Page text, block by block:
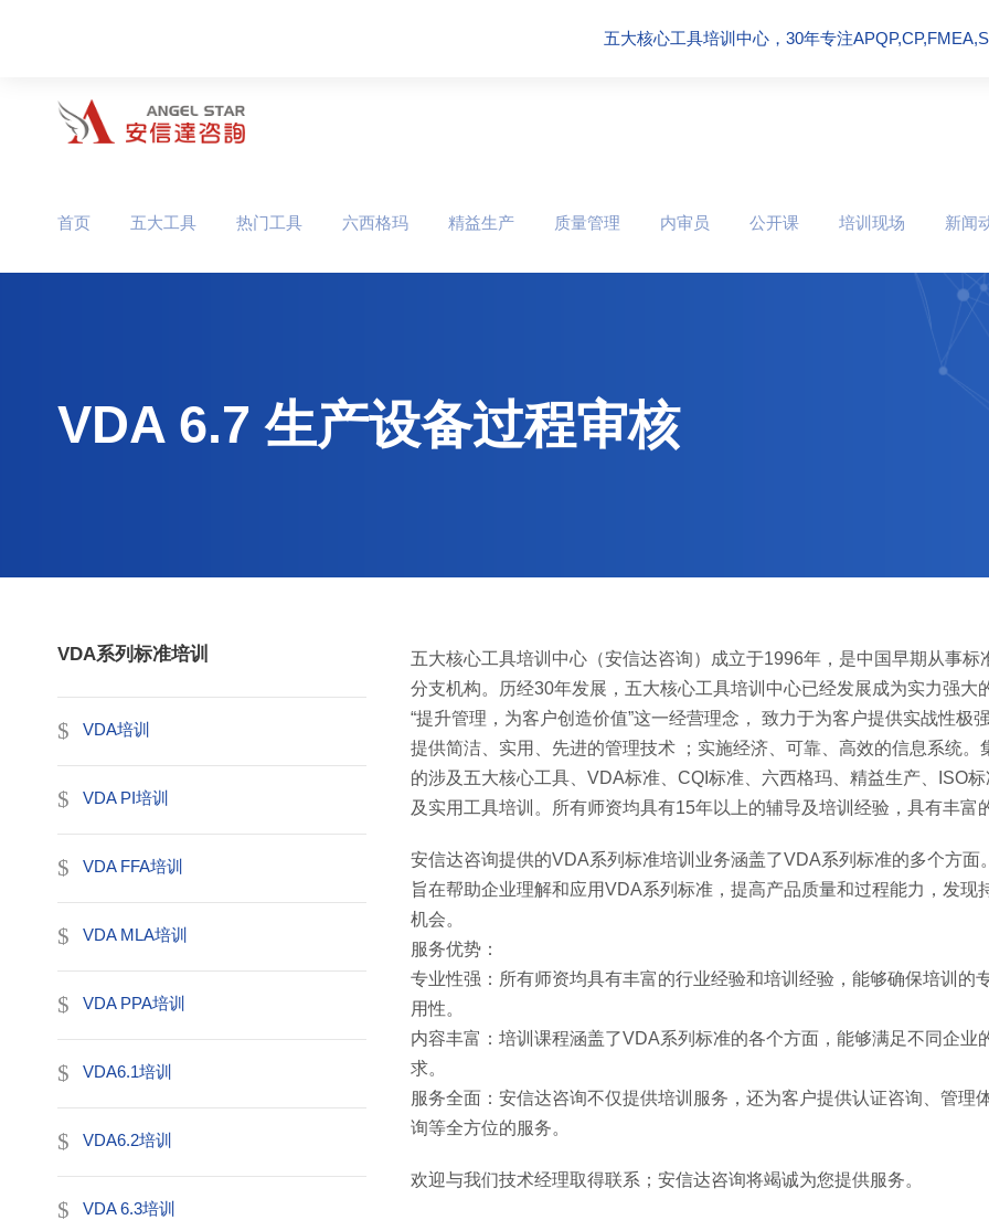
五大核心工具培训中心，30年专注
首页 五大工具 热门工具 六西格玛 精益生产 质量管理 内审员 公开课 培训现场 新闻
VDA 6.7 生产设备过程审核
五大核心工具培训中心（安信达咨询）成立于1996年，是中国早期从事
分支机构。历经30年发展，五大核心工具培训中心已经发展成为实力强
“提升管理，为客户创造价值”这一经营理念， 致力于为客户提供实战性
提供简洁、实用、先进的管理技术 ；实施经济、可靠、高效的信息系统
的涉及五大核心工具、VDA标准、CQI标准、六西格玛、精益生产、ISO
及实用工具培训。所有师资均具有15年以上的辅导及培训经验，具有丰
安信达咨询提供的VDA系列标准培训业务涵盖了VDA系列标准的多个方面
旨在帮助企业理解和应用VDA系列标准，提高产品质量和过程能力，发现
机会。
服务优势：
专业性强：所有师资均具有丰富的行业经验和培训经验，能够确保培训的
用性。
内容丰富：培训课程涵盖了VDA系列标准的各个方面，能够满足不同企业
求。
服务全面：安信达咨询不仅提供培训服务，还为客户提供认证咨询、管理
询等全方位的服务。
欢迎与我们技术经理取得联系；安信达咨询将竭诚为您提供服务。
VDA系列标准培训
VDA培训
VDA PI培训
VDA FFA培训
VDA MLA培训
VDA PPA培训
VDA6.1培训
VDA6.2培训
VDA 6.3培训